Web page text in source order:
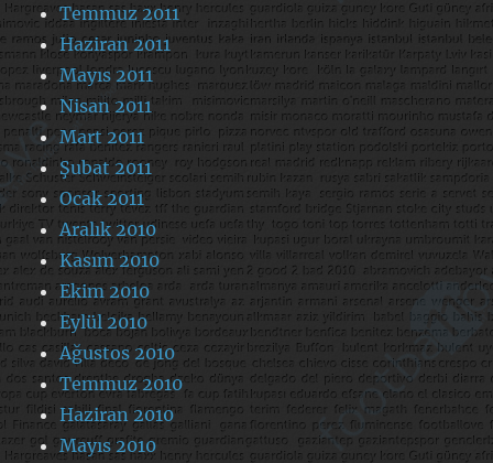
Temmuz 2011
Haziran 2011
Mayıs 2011
Nisan 2011
Mart 2011
Şubat 2011
Ocak 2011
Aralık 2010
Kasım 2010
Ekim 2010
Eylül 2010
Ağustos 2010
Temmuz 2010
Haziran 2010
Mayıs 2010